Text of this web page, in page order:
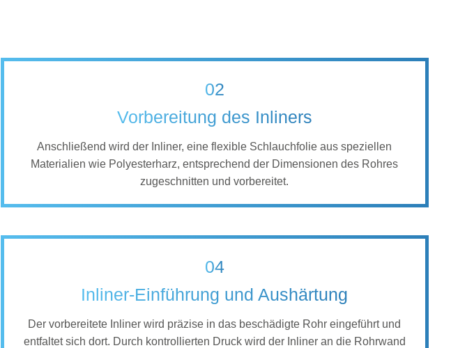
02
Vorbereitung des Inliners
Anschließend wird der Inliner, eine flexible Schlauchfolie aus speziellen
Materialien wie Polyesterharz, entsprechend der Dimensionen des Rohres
zugeschnitten und vorbereitet.
04
Inliner-Einführung und Aushärtung
Der vorbereitete Inliner wird präzise in das beschädigte Rohr eingeführt und
entfaltet sich dort. Durch kontrollierten Druck wird der Inliner an die Rohrwand